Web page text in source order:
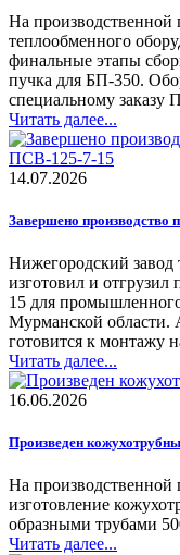
На
теплообменного
финальные этапы
пучка для БП-350.
специальному
Читать далее...
14.07.2026
Завершено производство
Нижегородский
изготовил и
15 для
Мурманской области.
готовится к монтажу
Читать далее...
16.06.2026
Произведен
На производственной
изготовление
образными трубами
Читать далее...